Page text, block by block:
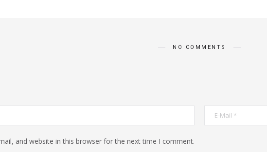
NO COMMENTS
and website in this browser for the next time I comment.